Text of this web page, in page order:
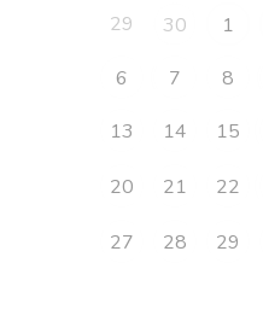
29 30 1
6
7 8
13
14 15
20 21 22
27 28 29